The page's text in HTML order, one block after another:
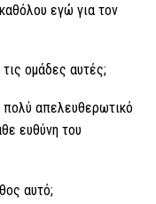
εγώ για τον
ομάδες αυτές;
απελευθερωτικό
ευθύνη του
αυτό;